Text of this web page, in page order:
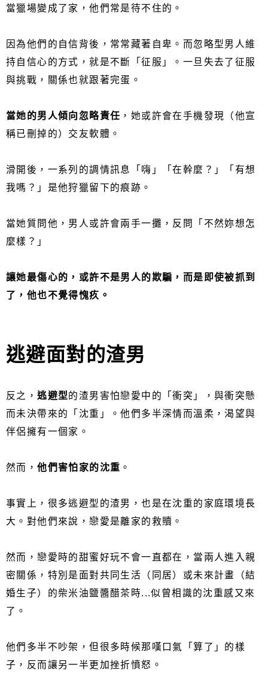
當獵場變成了家，他們常是待不住的。
因為他們的自信背後，常常藏著自卑。而忽略型男人維
持自信心的方式，就是不斷「征服」。一旦失去了征服
與挑戰，關係也就跟著完蛋。
當她的男人傾向忽略責任 ，她或許會在手機發現（他宣
稱已刪掉的）交友軟體。
滑開後，一系列的調情訊息「嗨」「在幹麼？」「有想
我嗎？」是他狩獵留下的痕跡。
當她質問他，男人或許會兩手一攤，反問「不然妳想怎
麼樣？」
讓她最傷心的，或許不是男人的欺騙，而是即使被抓到
了，他也不覺得愧疚。
逃避面對的渣男
反之，逃避型的渣男害怕戀愛中的「衝突」，與衝突懸
而未決帶來的「沈重」。他們多半深情而溫柔，渴望與
伴侶擁有一個家。
然而，他們害怕家的沈重 。
事實上，很多逃避型的渣男，也是在沈重的家庭環境長
大。對他們來說，戀愛是離家的救贖。
然而，戀愛時的甜蜜好玩不會一直都在，當兩人進入親
密關係，特別是面對共同生活（同居）或未來計畫（結
婚生子）的柴米油鹽醬醋茶時...似曾相識的沈重感又來
了。
他們多半不吵架，但很多時候那嘆口氣「算了」的樣
子，反而讓另一半更加挫折憤怒。